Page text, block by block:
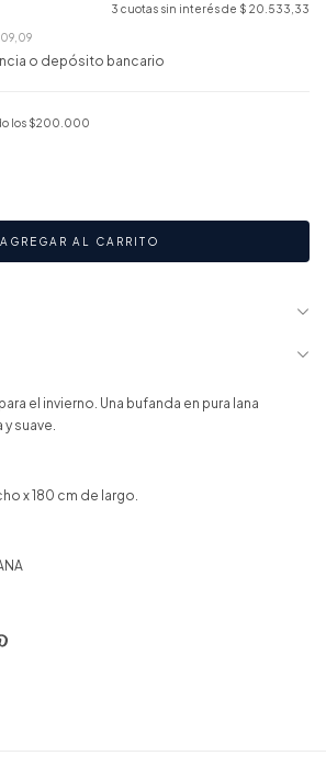
3 cuotas sin interés de $ 20.533,33
o depósito bancario
los $200.000
el invierno. Una bufanda en pura lana
suave.
x 180 cm de largo.